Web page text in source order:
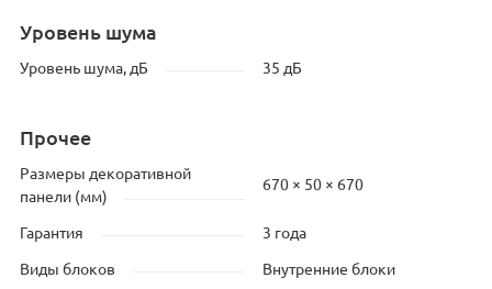
Уровень шума
Уровень шума, дБ 35 дБ
Прочее
Размеры декоративной
панели (мм)
670 × 50 × 670
Гарантия 3 года
Виды блоков Внутренние блоки